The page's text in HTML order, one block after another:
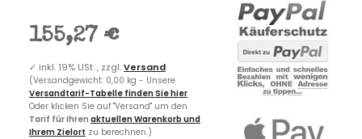
155,27 €
✓ inkl. 19% USt. , zzgl.Versand
(Versandgewicht: 0,00 kg - Unsere
Versandtarif-Tabelle finden Sie hier.
Oder klicken Sie auf "Versand" um den
Tarif für Ihren aktuellen Warenkorb und
Ihrem Zielort zu berechnen.)